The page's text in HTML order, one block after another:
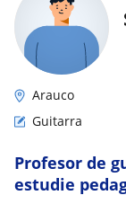
Arauco
Guitarra
Profesor de
estudie